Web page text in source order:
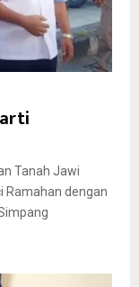
Tanah Jawi
Ramahan dengan